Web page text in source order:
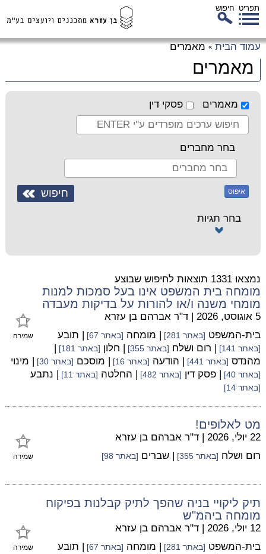
תפריט חיפוש
עמוד הבית » מאמרים
מאמרים
מאמרים פסקי דין
בחר מחברים
איפוס
בחר תגיות
נמצאו 1331 תוצאות לחיפוש שבוצע
מומחה בית המשפט אינו בעל סמכות למנות
מומחי משנה ו/או להורות על בדיקות מעבדה
שמירה
5 אוגוסט, 2026 | ד"ר אברהם בן עזרא
בית-המשפט [באתר 281] | מומחה [באתר 67] | תובע
[באתר 141] | רום ושלח [באתר 355] | חלון [באתר 181]
|
מהנדס [באתר 441] | הודעה [באתר 16] | מוסכם [באתר 30] | מינוי
[באתר 40] | פסק דין [באתר 482] | החלטה [באתר 11] | נתבע
[באתר 14]
מט לאלופים!
שמירה
22 יולי, 2026 | ד"ר אברהם בן עזרא
רום ושלח [באתר 355] | שברים [באתר 98]
תיק ליקויי בניה שהפך לתיק קבלנות בפיקוח
מומחה ביהמ"ש
שמירה
12 יולי, 2026 | ד"ר אברהם בן עזרא
בית-המשפט [באתר 281] | מומחה [באתר 67] | תובע